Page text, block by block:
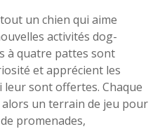
un chien qui aime
activités dog-
à quatre pattes sont
et apprécient les
leur sont offertes. Chaque
alors un terrain de jeu pour
promenades,